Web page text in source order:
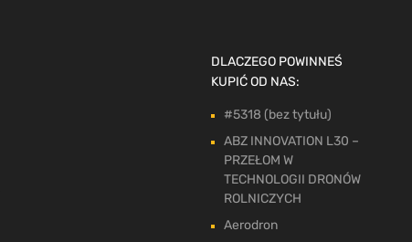
DLACZEGO POWINNEŚ
KUPIĆ OD NAS:
#5318 (bez tytułu)
ABZ INNOVATION L30 –
PRZEŁOM W
TECHNOLOGII DRONÓW
ROLNICZYCH
Aerodron